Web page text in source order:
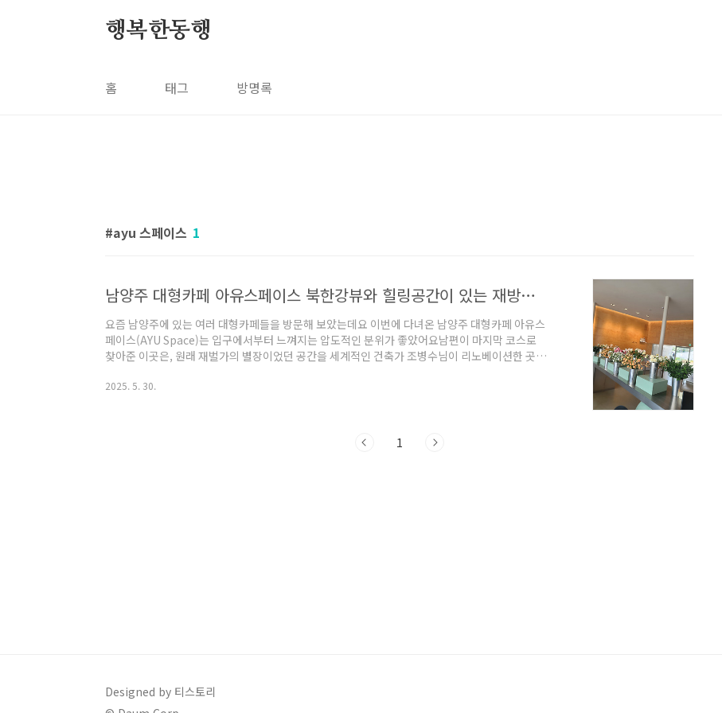
행복한동행
홈 태그 방명록
ayu 스페이스 1
남양주 대형카페 아유스페이스 북한강뷰와 힐링공간이 있는 재방문의사 100%
요즘 남양주에 있는 여러 대형카페들을 방문해 보았는데요 이번에 다녀온 남양주 대형카페 아유스
페이스(AYU Space)는 입구에서부터 느껴지는 압도적인 분위가 좋았어요남편이 마지막 코스로
찾아준 이곳은, 원래 재벌가의 별장이었던 공간을 세계적인 건축가 조병수님이 리노베이션한 곳이
길 71운영 시간: 평일: 10:00 ~ 21:00 (라스트오더 20:00) 주말 및 공휴일: 09:00 ~ 22:00 (라스트
2025. 5. 30.
1
Designed by 티스토리